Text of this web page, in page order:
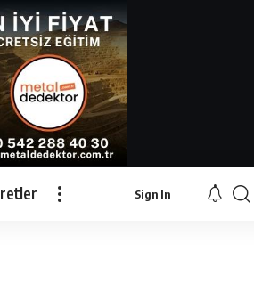
Sign In